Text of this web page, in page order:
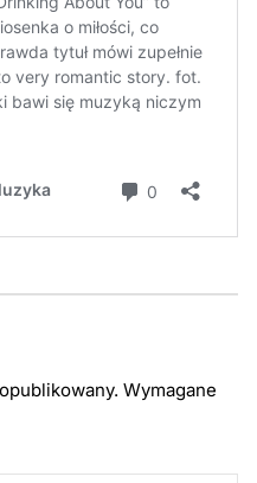
Wymagane